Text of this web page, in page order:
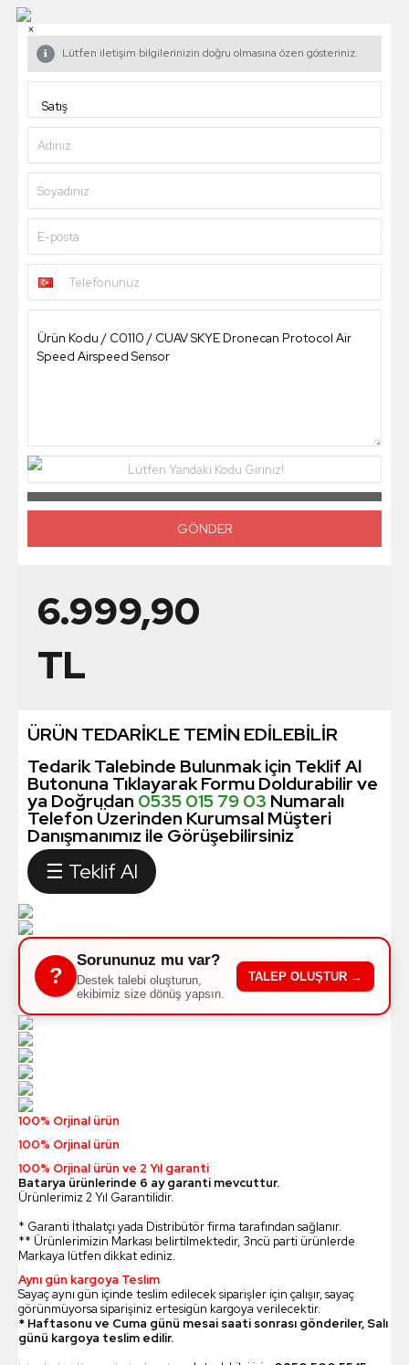
×
Lütfen iletişim bilgilerinizin doğru olmasına özen gösteriniz.
Adınız
Soyadınız
E-posta
Telefonunuz
Lütfen Yandaki Kodu Giriniz!
6.999,90
TL
ÜRÜN TEDARİKLE TEMİN EDİLEBİLİR
Tedarik Talebinde Bulunmak için Teklif Al
Butonuna Tıklayarak Formu Doldurabilir ve
ya Doğrudan 0535 015 79 03 Numaralı
Telefon Üzerinden Kurumsal Müşteri
Danışmanımız ile Görüşebilirsiniz
☰ Teklif Al
?
Sorununuz mu var?
Destek talebi oluşturun,
ekibimiz size dönüş yapsın.
TALEP OLUŞTUR →
100% Orjinal ürün
100% Orjinal ürün
100% Orjinal ürün ve 2 Yıl garanti
Batarya ürünlerinde 6 ay garanti mevcuttur.
Ürünlerimiz 2 Yıl Garantilidir.
* Garanti İthalatçı yada Distribütör firma tarafından sağlanır.
** Ürünlerimizin Markası belirtilmektedir, 3ncü parti ürünlerde
Markaya lütfen dikkat ediniz.
Aynı gün kargoya Teslim
Sayaç aynı gün içinde teslim edilecek siparişler için çalışır, sayaç
görünmüyorsa siparişiniz ertesigün kargoya verilecektir.
* Haftasonu ve Cuma günü mesai saati sonrası gönderiler, Salı
günü kargoya teslim edilir.